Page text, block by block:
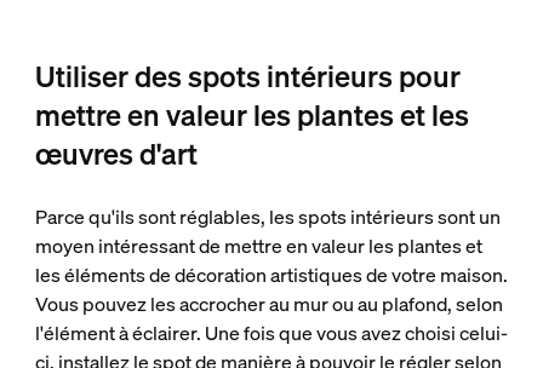
Utiliser des spots intérieurs pour
mettre en valeur les plantes et les
œuvres d'art
Parce qu'ils sont réglables, les spots intérieurs sont un
moyen intéressant de mettre en valeur les plantes et
les éléments de décoration artistiques de votre maison.
Vous pouvez les accrocher au mur ou au plafond, selon
l'élément à éclairer. Une fois que vous avez choisi celui-
ci, installez le spot de manière à pouvoir le régler selon